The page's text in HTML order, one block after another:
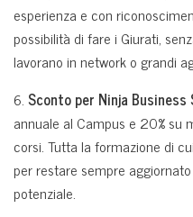
esperienza e con
possibilità di fare i Giurati,
lavorano in network o grandi
6.Sconto per Ninja Business
annuale al Campus e 20% su
corsi. Tutta la formazione di
per restare sempre
potenziale.